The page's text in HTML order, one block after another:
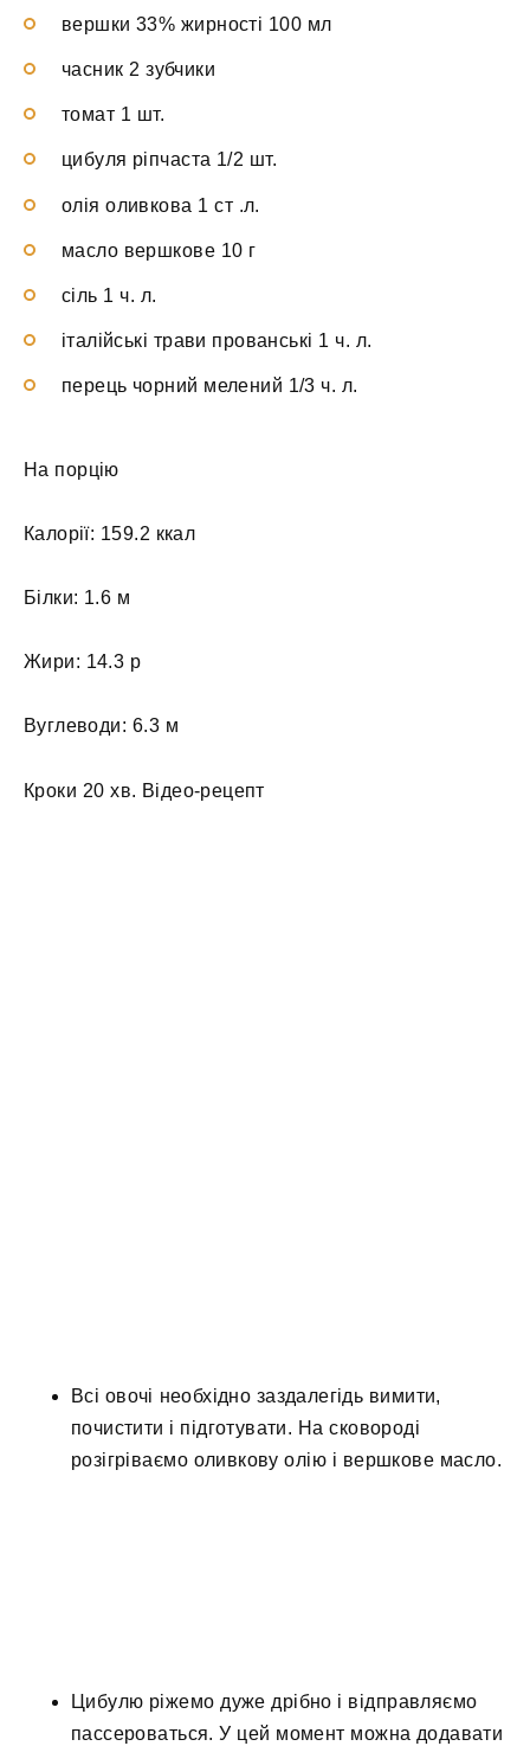
вершки 33% жирності 100 мл
часник 2 зубчики
томат 1 шт.
цибуля ріпчаста 1/2 шт.
олія оливкова 1 ст .л.
масло вершкове 10 г
сіль 1 ч. л.
італійські трави прованські 1 ч. л.
перець чорний мелений 1/3 ч. л.
На порцію
Калорії: 159.2 ккал
Білки: 1.6 м
Жири: 14.3 р
Вуглеводи: 6.3 м
Кроки 20 хв. Відео-рецепт
Всі овочі необхідно заздалегідь вимити,
почистити і підготувати. На сковороді
розігріваємо оливкову олію і вершкове масло.
Цибулю ріжемо дуже дрібно і відправляємо
пассероваться. У цей момент можна додавати